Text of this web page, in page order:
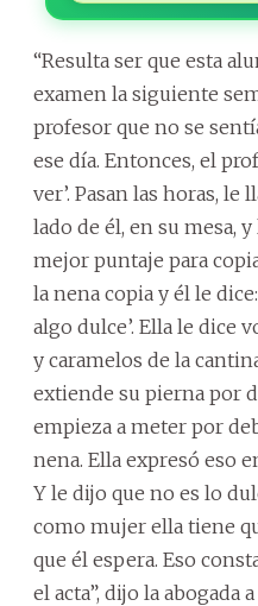
“Resulta ser que esta
examen la siguiente
profesor que no se
ese día. Entonces, el
ver’. Pasan las horas, le
lado de él, en su mesa,
mejor puntaje para
la nena copia y él le
algo dulce’. Ella le dice
y caramelos de la
extiende su pierna por
empieza a meter por
nena. Ella expresó eso
Y le dijo que no es lo
como mujer ella tiene
que él espera. Eso
el acta”, dijo la abogada a